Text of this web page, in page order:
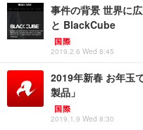
事件の背景 世界に
と BlackCube
国際
2019.2.6 Wed 8:45
2019年新春 お年玉
製品」
国際
2019.1.9 Wed 8:30